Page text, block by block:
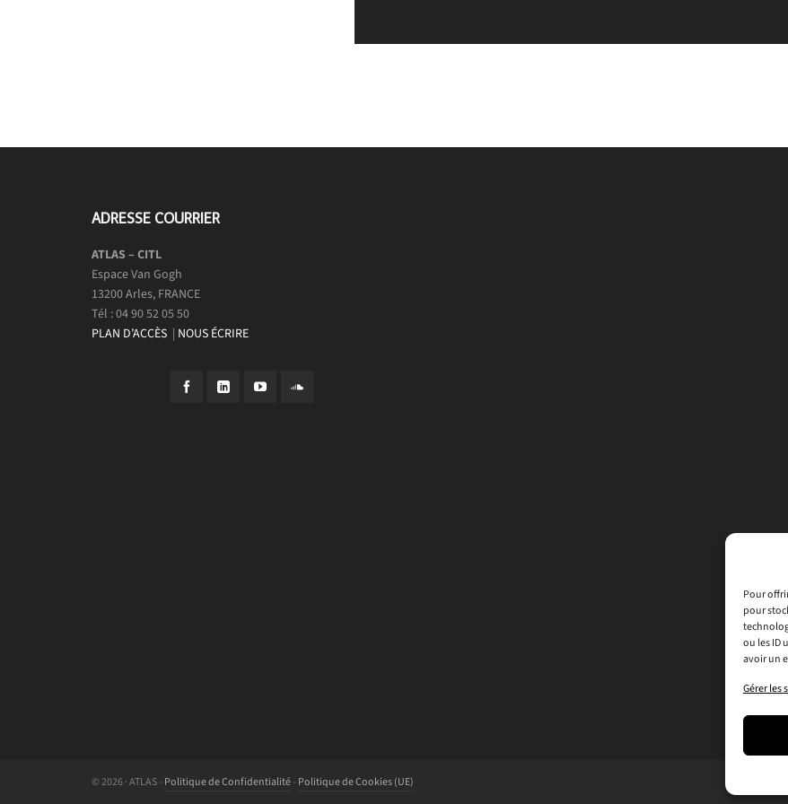
Pour
pour
ou les ID
avoir un
Gérer les
ADRESSE COURRIER
ATLAS – CITL
Espace Van Gogh
13200 Arles, FRANCE
Tél : 04 90 52 05 50
PLAN D’ACCÈS | NOUS ÉCRIRE
© 2026 · ATLAS - Politique de Confidentialité- Politique de Cookies (UE)